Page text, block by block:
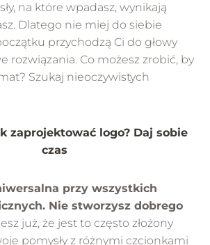
na które wpadasz, wynikają
Dlatego nie miej do siebie
przychodzą Ci do głowy
rozwiązania. Co możesz zrobić, by
Szukaj nieoczywistych
zaprojektować logo? Daj sobie
czas
przy wszystkich
Nie stworzysz dobrego
już, że jest to często złożony
pomysły z różnymi czcionkami